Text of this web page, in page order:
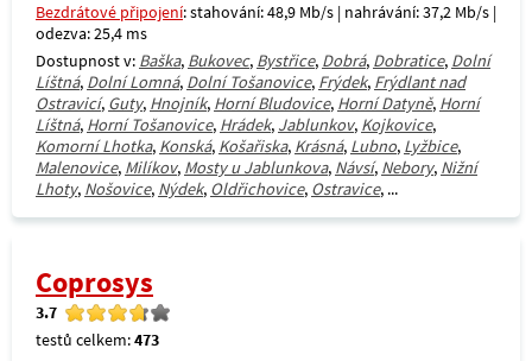
Bezdrátové připojení: stahování: 48,9 Mb/s | nahrávání: 37,2 Mb/s |
odezva: 25,4 ms
Dostupnost v: Baška, Bukovec, Bystřice, Dobrá, Dobratice, Dolní
Líštná, Dolní Lomná, Dolní Tošanovice, Frýdek, Frýdlant nad
Ostravicí, Guty, Hnojník, Horní Bludovice, Horní Datyně, Horní
Líštná, Horní Tošanovice, Hrádek, Jablunkov, Kojkovice,
Komorní Lhotka, Konská, Košařiska, Krásná, Lubno, Lyžbice,
Malenovice, Milíkov, Mosty u Jablunkova, Návsí, Nebory, Nižní
Lhoty, Nošovice, Nýdek, Oldřichovice, Ostravice, ...
Coprosys
3.7
testů celkem:473